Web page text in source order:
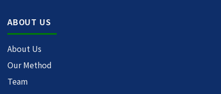
ABOUT US
About Us
Our Method
Team